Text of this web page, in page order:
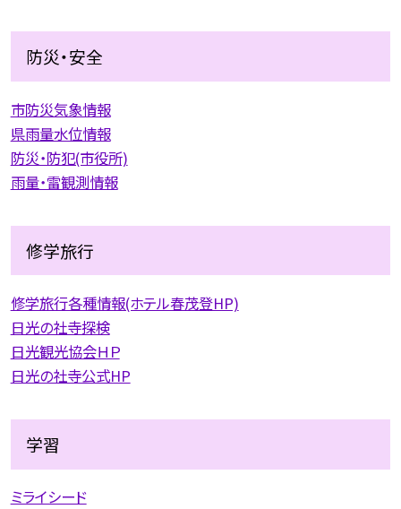
防災・安全
市防災気象情報
県雨量水位情報
防災・防犯(市役所)
雨量・雷観測情報
修学旅行
修学旅行各種情報(ホテル春茂登HP)
日光の社寺探検
日光観光協会ＨＰ
日光の社寺公式HP
学習
ミライシード